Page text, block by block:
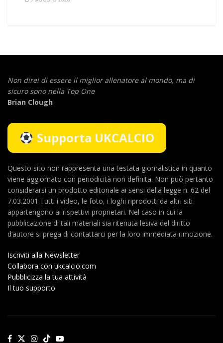
Non direi di essere il miglior allenatore al mondo, ma di
sicuro sono nella Top One
Brian Clough
Supporta UKCALCIO
Questo sito non rappresenta una testata giornalistica in quanto
viene aggiornato con periodicità non definita. Non può pertanto
considerarsi un prodotto editoriale ai sensi della legge n. 62 del
7.03.2001.Tutti i video, le foto, i loghi riprodotti da altri siti
appartengono ai rispettivi proprietari. Nel caso in cui la
pubblicazione di tali materiali sia ritenuta lesiva del diritto
d’autore si prega di contattarci per la loro immediata rimozione.
Iscriviti alla Newsletter
Collabora con ukcalcio.com
Pubblicizza la tua attività
Il tuo supporto